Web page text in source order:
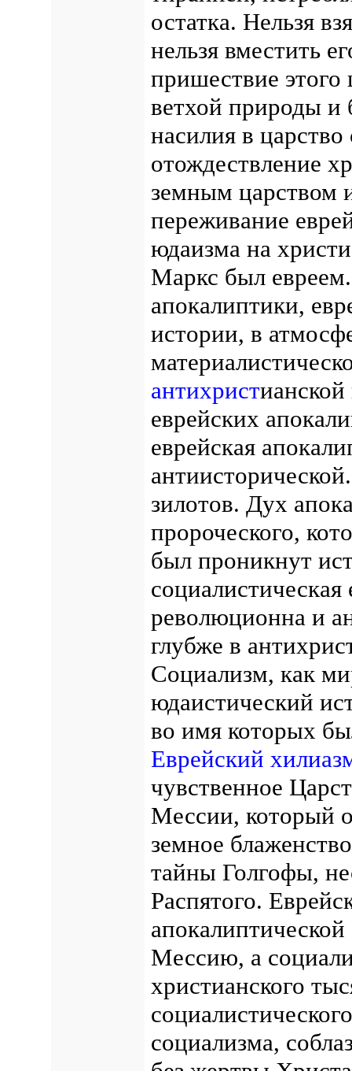
остатка. Нельзя
нельзя вместить
пришествие этого
ветхой природы и
насилия в
отождествление
земным царством
переживание
юдаизма на
Маркс был
апокалиптики,
истории, в
антихрист
еврейских
еврейская
зилотов. Дух
пророческого,
был проникнут
революционна и
глубже в
Социализм, как
юдаистический
во имя которых
Еврейский
чувственное
Мессии, который
земное
тайны Голгофы,
Распятого.
Мессию, а
христианского
социализма,